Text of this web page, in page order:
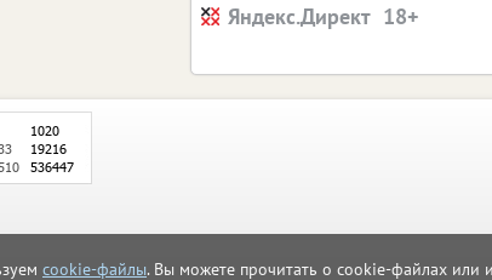
cookie-файлы. Вы можете прочитать о cookie-файлах или
Яндекс.Директ